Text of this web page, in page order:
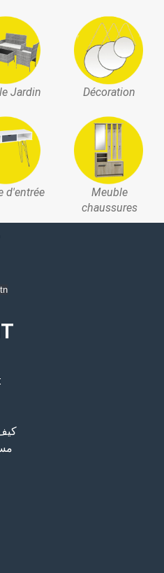
Jardin Décoration
d'entrée
Meuble
chaussures